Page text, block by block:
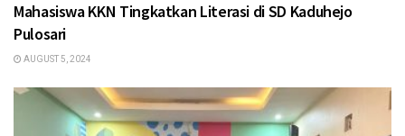
Mahasiswa KKN Tingkatkan Literasi di SD Kaduhejo
Pulosari
AUGUST 5, 2024